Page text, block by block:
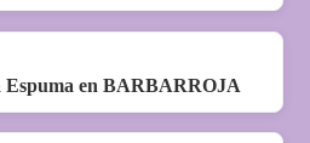
Espuma en BARBARROJA